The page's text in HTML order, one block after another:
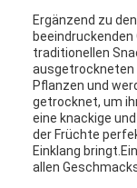
Ergänzend zu
traditionellen
ausgetrockneten
Pflanzen und
getrocknet, um
eine knackige
der Früchte
Einklang
allen